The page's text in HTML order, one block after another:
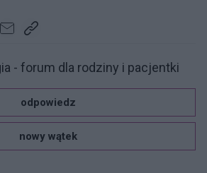
- forum dla rodziny i pacjentki
odpowiedz
nowy wątek